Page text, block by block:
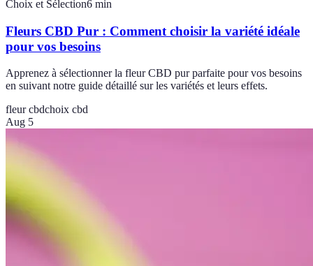
Choix et Sélection6 min
Fleurs CBD Pur : Comment choisir la variété idéale
pour vos besoins
Apprenez à sélectionner la fleur CBD pur parfaite pour vos besoins
en suivant notre guide détaillé sur les variétés et leurs effets.
fleur cbdchoix cbd
Aug 5